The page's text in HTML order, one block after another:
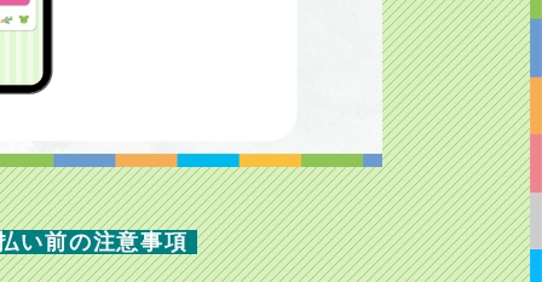
い前の注意事項